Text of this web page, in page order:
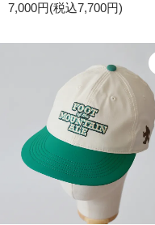
7,000円(税込7,700円)